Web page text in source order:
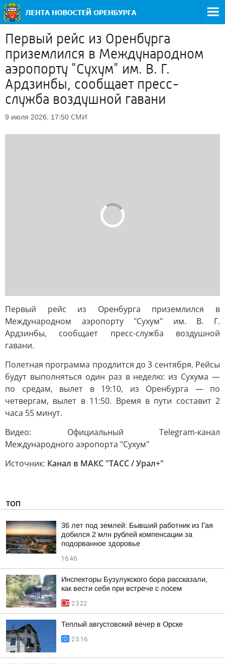
Первый рейс из Оренбурга
приземлился в Международном
аэропорту "Сухум" им. В. Г.
Ардзинбы, сообщает пресс-
служба воздушной гавани
9 июля 2026, 17:50 СМИ
Первый рейс из Оренбурга приземлился в
Международном аэропорту "Сухум" им. В. Г.
Ардзинбы, сообщает пресс-служба воздушной
гавани.
Полетная программа продлится до 3 сентября. Рейсы
будут выполняться один раз в неделю: из Сухума —
по средам, вылет в 19:10, из Оренбурга — по
четвергам, вылет в 11:50. Время в пути составит 2
часа 55 минут.
Видео: Официальный Telegram-канал
Международного аэропорта "Сухум"
Источник: Канал в МАКС "ТАСС / Урал+"
ТОП
36 лет под землей: Бывший работник из Гая
добился 2 млн рублей компенсации за
подорванное здоровье
16:46
Инспекторы Бузулукского бора рассказали,
как вести себя при встрече с лосем
23:22
Теплый августовский вечер в Орске
23:16